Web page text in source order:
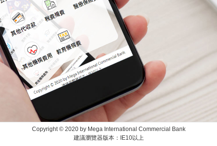
Copyright © 2020 by Mega International Commercial Bank
建議瀏覽器版本：IE10以上